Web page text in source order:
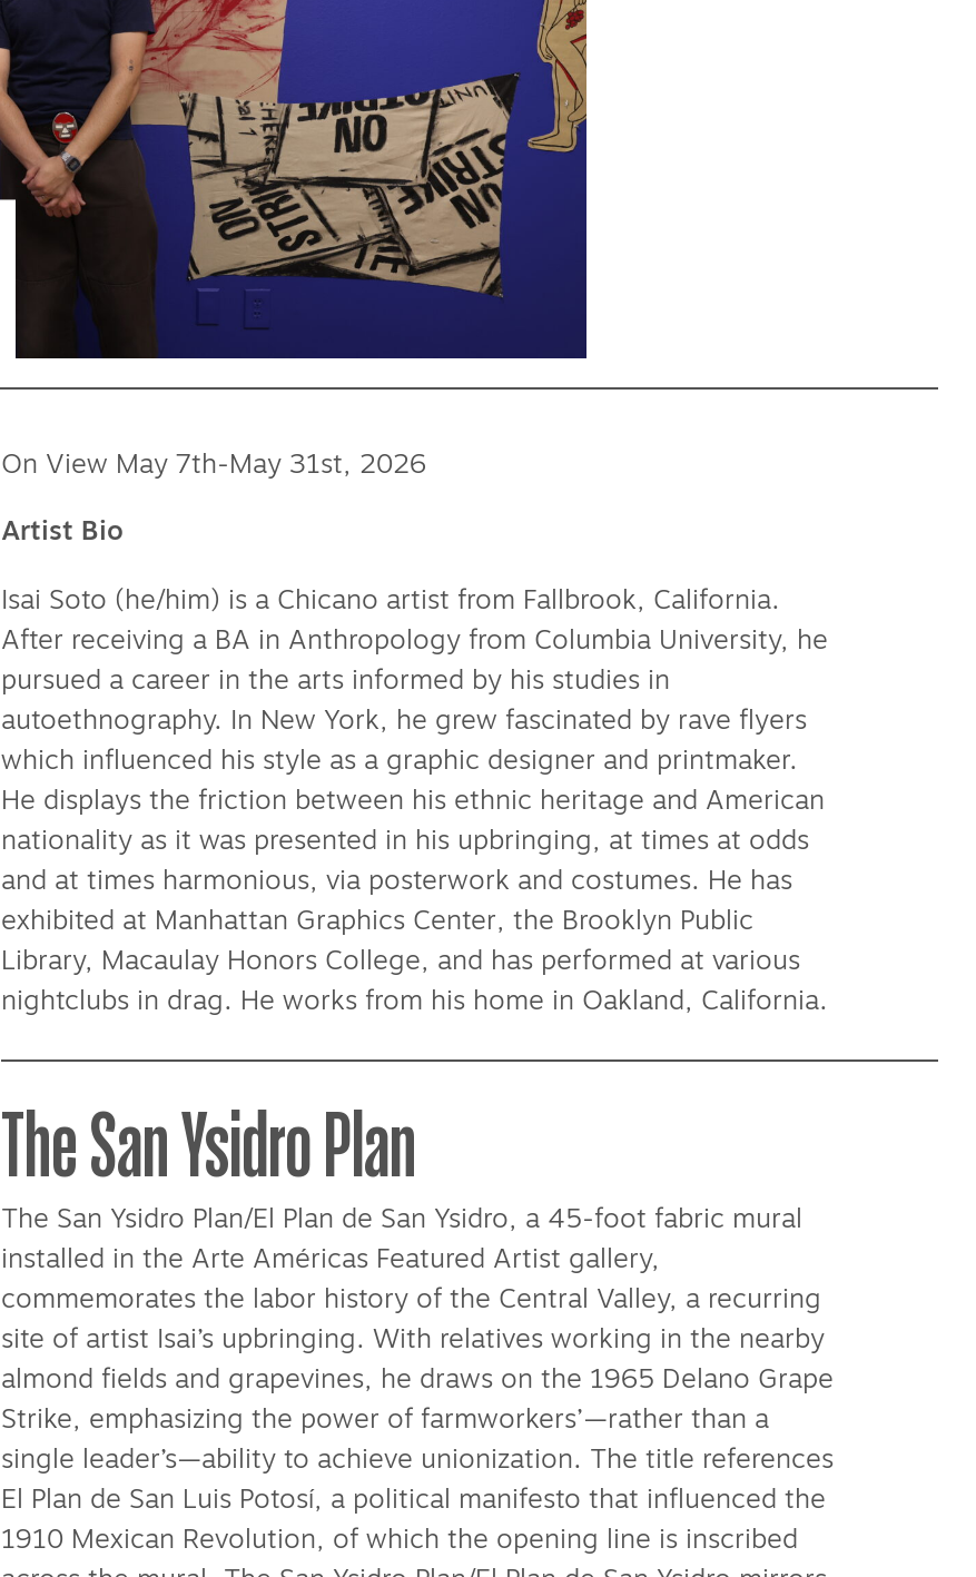
On View May 7th-May 31st, 2026
Artist Bio
Isai Soto (he/him) is a Chicano artist from Fallbrook, California.
After receiving a BA in Anthropology from Columbia University, he
pursued a career in the arts informed by his studies in
autoethnography. In New York, he grew fascinated by rave flyers
which influenced his style as a graphic designer and printmaker.
He displays the friction between his ethnic heritage and American
nationality as it was presented in his upbringing, at times at odds
and at times harmonious, via posterwork and costumes. He has
exhibited at Manhattan Graphics Center, the Brooklyn Public
Library, Macaulay Honors College, and has performed at various
nightclubs in drag. He works from his home in Oakland, California.
The San Ysidro Plan
The San Ysidro Plan/El Plan de San Ysidro, a 45-foot fabric mural
installed in the Arte Américas Featured Artist gallery,
commemorates the labor history of the Central Valley, a recurring
site of artist Isai’s upbringing. With relatives working in the nearby
almond fields and grapevines, he draws on the 1965 Delano Grape
Strike, emphasizing the power of farmworkers’—rather than a
single leader’s—ability to achieve unionization. The title references
El Plan de San Luis Potosí, a political manifesto that influenced the
1910 Mexican Revolution, of which the opening line is inscribed